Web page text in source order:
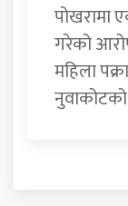
पोखरामा
गरेको
महिला